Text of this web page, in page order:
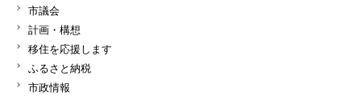
市議会
計画・構想
移住を応援します
ふるさと納税
市政情報